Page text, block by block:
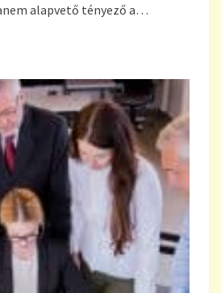
alapvető tényező a…